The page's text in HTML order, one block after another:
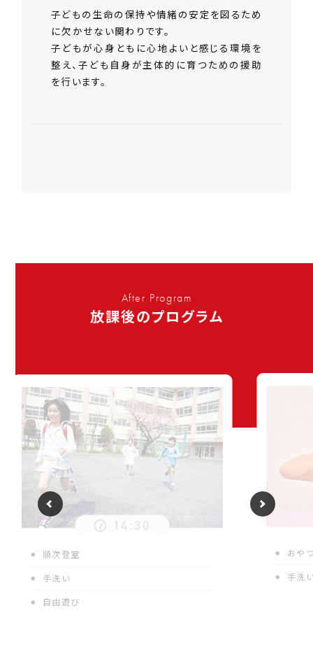
子どもの生命の保持や情緒の安定を図るため
に欠かせない関わりです。
子どもが心身ともに心地よいと感じる環境を
整え、子ども自身が主体的に育つための援助
を行います。
After Program
放課後のプログラム
順次登室
手洗い
自由遊び
おや
手洗